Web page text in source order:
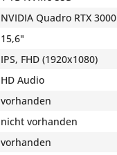
NVIDIA Quadro RTX 3000
15,6"
IPS, FHD (1920x1080)
HD Audio
vorhanden
nicht vorhanden
vorhanden